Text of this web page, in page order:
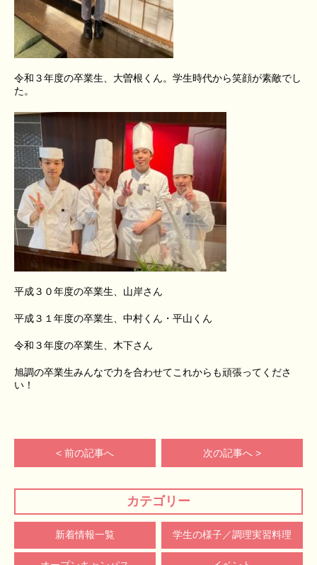
カテゴリー
新着情報一覧 学生の様子／調理実習料理
令和３年度の卒業生、大曽根くん。学生時代から笑顔が素敵でし
た。
平成３０年度の卒業生、山岸さん
平成３１年度の卒業生、中村くん・平山くん
令和３年度の卒業生、木下さん
旭調の卒業生みんなで力を合わせてこれからも頑張ってくださ
い！
< 前の記事へ 次の記事へ >